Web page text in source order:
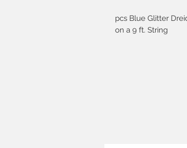
10 pcs Blue Glitter
on a 9 ft. String